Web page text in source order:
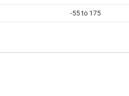
-55 to 175